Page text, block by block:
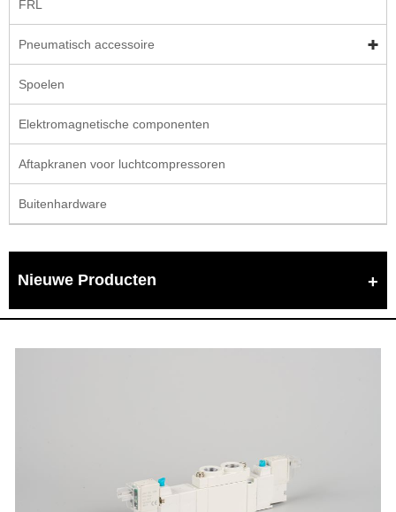
FRL
Pneumatisch accessoire
Spoelen
Elektromagnetische componenten
Aftapkranen voor luchtcompressoren
Buitenhardware
Nieuwe Producten